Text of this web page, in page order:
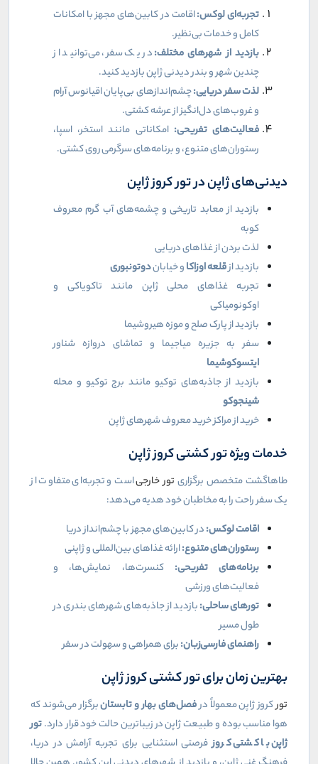
تجربه‌ای لوکس:اقامت در کابین‌های مجهز با امکانات
کامل و خدمات بی‌نظیر.
بازدید از شهرهای مختلف:در یک سفر، می‌توانید از
چندین شهر و بندر دیدنی ژاپن بازدید کنید.
لذت سفر دریایی:چشم‌اندازهای بی‌پایان اقیانوس آرام
و غروب‌های دل‌انگیز از عرشه کشتی.
فعالیت‌های تفریحی: امکاناتی مانند استخر، اسپا،
رستوران‌های متنوع، و برنامه‌های سرگرمی روی کشتی.
دیدنی‌های ژاپن در تور کروز ژاپن
بازدید از معابد تاریخی و چشمه‌های آب گرم معروف
کوبه
لذت بردن از غذاهای دریایی
بازدید ازقلعه اوزاکاو خیاباندوتونبوری
تجربه غذاهای محلی ژاپن مانند تاکویاکی و
اوکونومیاکی
بازدید از پارک صلح و موزه هیروشیما
سفر به جزیره میاجیما و تماشای دروازه شناور
ایتسوکوشیما
بازدید از جاذبه‌های توکیو مانند برج توکیو و محله
شینجوکو
خرید از مراکز خرید معروف شهرهای ژاپن
خدمات ویژه تور کشتی کروز ژاپن
طاهاگشت متخصص برگزاری تور خارجیاست و تجربه‌ای متفاوت از
یک سفر راحت را به مخاطبان خود هدیه می‌دهد:
اقامت لوکس:در کابین‌های مجهز با چشم‌انداز دریا
رستوران‌های متنوع:ارائه غذاهای بین‌المللی و ژاپنی
برنامه‌های تفریحی: کنسرت‌ها، نمایش‌ها، و
فعالیت‌های ورزشی
تورهای ساحلی:بازدید از جاذبه‌های شهرهای بندری در
طول مسیر
راهنمای فارسی‌زبان:برای همراهی و سهولت در سفر
بهترین زمان برای تور کشتی کروز ژاپن
تورکروز ژاپن معمولاً درفصل‌های بهار و تابستانبرگزار می‌شوند که
هوا مناسب بوده و طبیعت ژاپن در زیباترین حالت خود قرار دارد.تور
ژاپن با کشتی کروزفرصتی استثنایی برای تجربه آرامش در دریا،